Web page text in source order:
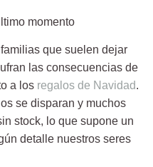
momento
que suelen dejar
las consecuencias de
a los regalos de Navidad.
se disparan y muchos
stock, lo que supone un
detalle nuestros seres